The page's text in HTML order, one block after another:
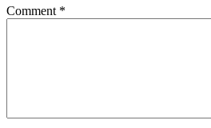
Comment *